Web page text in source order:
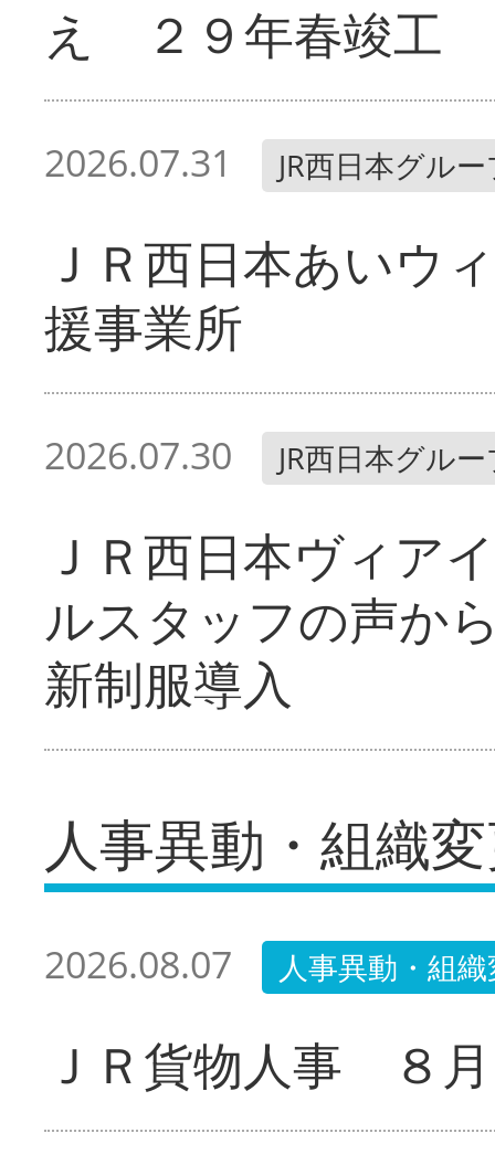
え ２９年春竣工
2026.07.31 JR西日本グル
ＪＲ西日本あいウ
援事業所
2026.07.30 JR西日本グル
ＪＲ西日本ヴィア
ルスタッフの声か
新制服導入
人事異動・組織
2026.08.07 人事異動・組
ＪＲ貨物人事 ８